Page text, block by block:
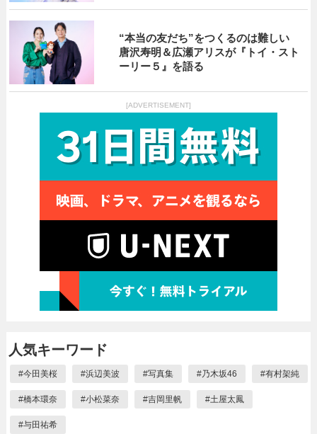
“本当の友だち”をつくるのは難しい
唐沢寿明＆広瀬アリスが『トイ・スト
ーリー５』を語る
[ADVERTISEMENT]
人気キーワード
#今田美桜 #浜辺美波 #写真集 #乃木坂46 #有村架純
#橋本環奈 #小松菜奈 #吉岡里帆 #土屋太鳳
#与田祐希